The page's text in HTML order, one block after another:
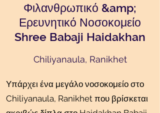
Φιλανθρωπικό &amp;
Ερευνητικό Νοσοκομείο
Shree Babaji Haidakhan
Chiliyanaula, Ranikhet
Υπάρχει ένα μεγάλο νοσοκομείο στο
Chiliyanaula, Ranikhet που βρίσκεται